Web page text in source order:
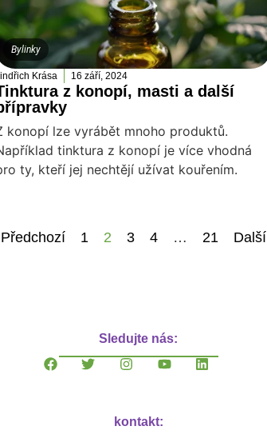
Bylinky
Krása 16 září, 2024
z konopí, masti a další
konopí lze vyrábět mnoho produktů.
tinktura z konopí je více vhodná
ty, kteří jej nechtějí užívat kouřením.
Předchozí 1 2 3 4 … 21 Další
Sledujte nás:
kontakt: